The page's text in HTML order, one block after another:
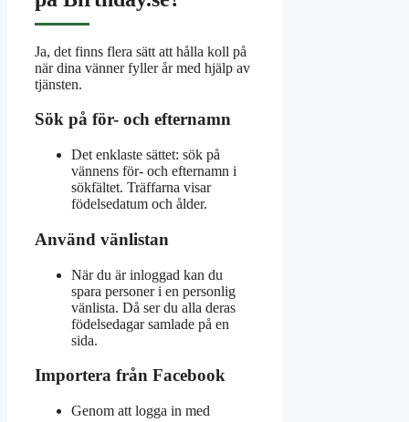
Ja, det finns flera sätt att hålla koll på
när dina vänner fyller år med hjälp av
tjänsten.
Sök på för- och efternamn
Det enklaste sättet: sök på
vännens för- och efternamn i
sökfältet. Träffarna visar
födelsedatum och ålder.
Använd vänlistan
När du är inloggad kan du
spara personer i en personlig
vänlista. Då ser du alla deras
födelsedagar samlade på en
sida.
Importera från Facebook
Genom att logga in med